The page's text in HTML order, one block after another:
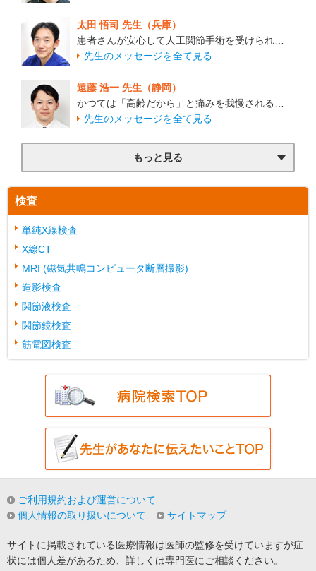
太田 悟司 先生（兵庫）
患者さんが安心して人工関節手術を受けられ…
先生のメッセージを全て見る
遠藤 浩一 先生（静岡）
かつては「高齢だから」と痛みを我慢される…
先生のメッセージを全て見る
もっと見る
検査
単純X線検査
X線CT
MRI (磁気共鳴コンピュータ断層撮影)
造影検査
関節液検査
関節鏡検査
筋電図検査
ご利用規約および運営について
個人情報の取り扱いについて
サイトマップ
サイトに掲載されている医療情報は医師の監修を受けていますが症
状には個人差があるため、詳しくは専門医にご相談ください。